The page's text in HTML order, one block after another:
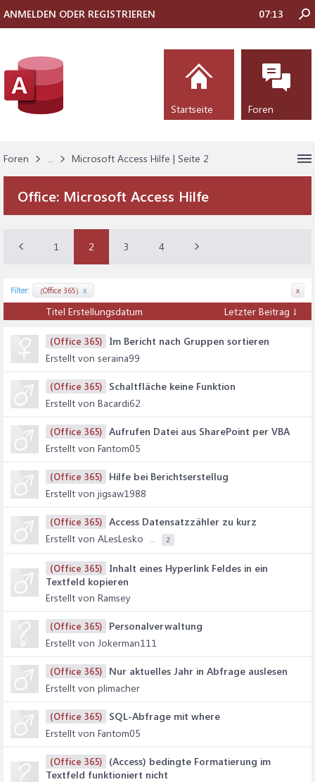
Foren ... Microsoft Access Hilfe | Seite 2
Office: Microsoft Access Hilfe
1 2 3 4
Filter: (Office 365) x x
Titel Erstellungsdatum Letzter Beitrag ↓
(Office 365)
Im Bericht nach Gruppen sortieren
Erstellt von seraina99
(Office 365)
Schaltfläche keine Funktion
Erstellt von Bacardi62
(Office 365) Aufrufen Datei aus SharePoint per VBA
Erstellt von Fantom05
(Office 365)
Hilfe bei Berichtserstellug
Erstellt von jigsaw1988
(Office 365) Access Datensatzzähler zu kurz
Erstellt von ALesLesko
2
(Office 365)
Inhalt eines Hyperlink Feldes in ein
Textfeld kopieren
Erstellt von Ramsey
(Office 365)
Personalverwaltung
Erstellt von Jokerman111
(Office 365)
Nur aktuelles Jahr in Abfrage auslesen
Erstellt von plimacher
(Office 365)
SQL-Abfrage mit where
Erstellt von Fantom05
(Office 365)
(Access) bedingte Formatierung im
Textfeld funktioniert nicht
ANMELDEN ODER REGISTRIEREN 07:13
Startseite Foren